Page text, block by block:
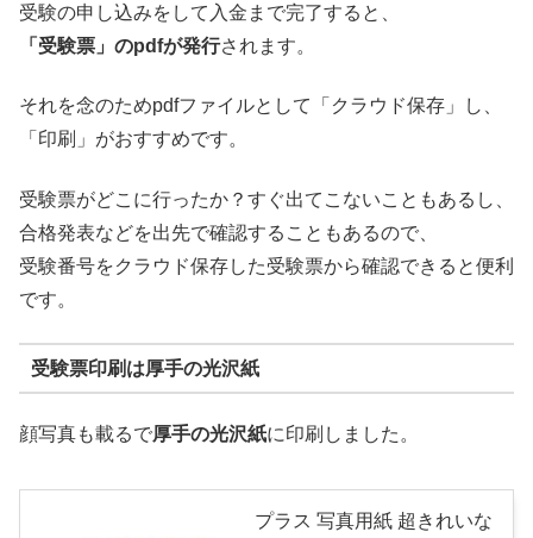
受験の申し込みをして入金まで完了すると、
「受験票」のpdfが発行されます。
それを念のためpdfファイルとして「クラウド保存」し、
「印刷」がおすすめです。
受験票がどこに行ったか？すぐ出てこないこともあるし、
合格発表などを出先で確認することもあるので、
受験番号をクラウド保存した受験票から確認できると便利
です。
受験票印刷は厚手の光沢紙
顔写真も載るで厚手の光沢紙に印刷しました。
プラス 写真用紙 超きれいな